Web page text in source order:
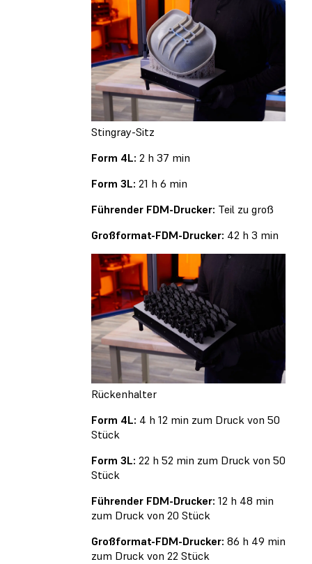
Stingray-Sitz
Form 4L: 2 h 37 min
Form 3L: 21 h 6 min
Führender FDM-Drucker: Teil zu groß
Großformat-FDM-Drucker: 42 h 3 min
Rückenhalter
Form 4L: 4 h 12 min zum Druck von 50
Stück
Form 3L: 22 h 52 min zum Druck von 50
Stück
Führender FDM-Drucker: 12 h 48 min
zum Druck von 20 Stück
Großformat-FDM-Drucker: 86 h 49 min
zum Druck von 22 Stück